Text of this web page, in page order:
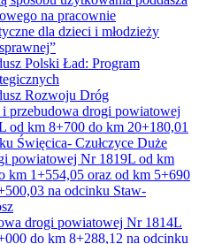
na pracownie
dla dzieci i młodzieży
Polski Ład: Program
Rozwoju Dróg
przebudowa drogi powiatowej
od km 8+700 do km 20+180,01
Święcica- Czułczyce Duże
powiatowej Nr 1819L od km
km 1+554,05 oraz od km 5+690
na odcinku Staw-
drogi powiatowej Nr 1814L
do km 8+288,12 na odcinku